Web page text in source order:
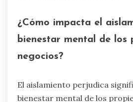
¿Cómo impacta el
bienestar mental de los
negocios?
El aislamiento perjudica
bienestar mental de los